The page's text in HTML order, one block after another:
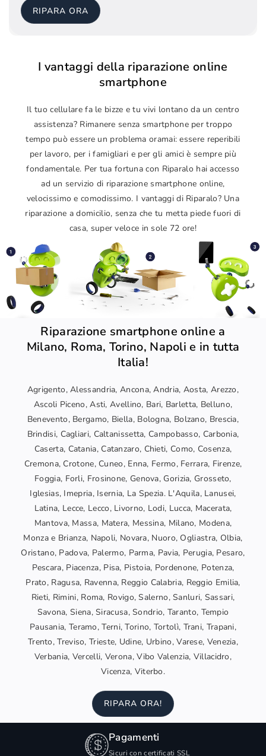
RIPARA ORA
I vantaggi della riparazione online
smartphone
Il tuo cellulare fa le bizze e tu vivi lontano da un centro
assistenza? Rimanere senza smartphone per troppo
tempo può essere un problema oramai: essere reperibili
per lavoro, per i famigliari e per gli amici è sempre più
fondamentale. Per tua fortuna con Riparalo hai accesso
ad un servizio di riparazione smartphone online,
velocissimo e comodissimo. I vantaggi di Riparalo? Una
riparazione a domicilio, senza che tu metta piede fuori di
casa, super veloce in sole 72 ore!
Riparazione smartphone online a
Milano, Roma, Torino, Napoli e in tutta
Italia!
Agrigento, Alessandria, Ancona, Andria, Aosta, Arezzo,
Ascoli Piceno, Asti, Avellino, Bari, Barletta, Belluno,
Benevento, Bergamo, Biella, Bologna, Bolzano, Brescia,
Brindisi, Cagliari, Caltanissetta, Campobasso, Carbonia,
Caserta, Catania, Catanzaro, Chieti, Como, Cosenza,
Cremona, Crotone, Cuneo, Enna, Fermo, Ferrara, Firenze,
Foggia, Forli, Frosinone, Genova, Gorizia, Grosseto,
Iglesias, Imepria, Isernia, La Spezia. L'Aquila, Lanusei,
Latina, Lecce, Lecco, Livorno, Lodi, Lucca, Macerata,
Mantova, Massa, Matera, Messina, Milano, Modena,
Monza e Brianza, Napoli, Novara, Nuoro, Ogliastra, Olbia,
Oristano, Padova, Palermo, Parma, Pavia, Perugia, Pesaro,
Pescara, Piacenza, Pisa, Pistoia, Pordenone, Potenza,
Prato, Ragusa, Ravenna, Reggio Calabria, Reggio Emilia,
Rieti, Rimini, Roma, Rovigo, Salerno, Sanluri, Sassari,
Savona, Siena, Siracusa, Sondrio, Taranto, Tempio
Pausania, Teramo, Terni, Torino, Tortolì, Trani, Trapani,
Trento, Treviso, Trieste, Udine, Urbino, Varese, Venezia,
Verbania, Vercelli, Verona, Vibo Valenzia, Villacidro,
Vicenza, Viterbo.
RIPARA ORA!
Pagamenti
Sicuri con certificati SSL